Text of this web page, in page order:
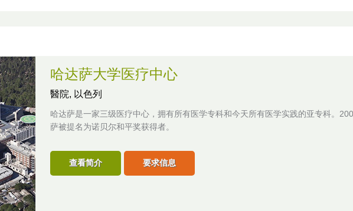
哈达萨大学医疗中心
醫院, 以色列
哈达萨是一家三级医疗中心，拥有所有医学专科和今天所有医学实践的亚专科。
萨被提名为诺贝尔和平奖获得者。
查看简介 要求信息